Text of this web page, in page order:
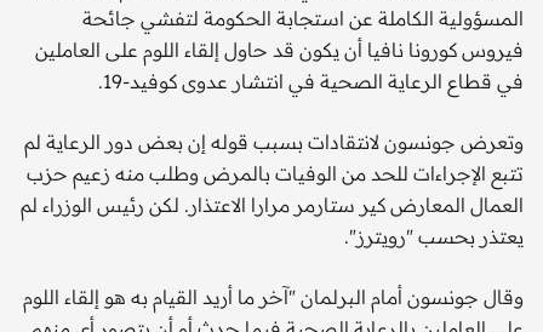
المسؤولية الكاملة عن استجابة الحكومة لتفشي جائحة
فيروس كورونا نافيا أن يكون قد حاول إلقاء اللوم على العاملين
في قطاع الرعاية الصحية في انتشار عدوى كوفيد-19.
وتعرض جونسون لانتقادات بسبب قوله إن بعض دور الرعاية لم
تتبع الإجراءات للحد من الوفيات بالمرض وطلب منه زعيم حزب
العمال المعارض كير ستارمر مرارا الاعتذار. لكن رئيس الوزراء لم
يعتذر بحسب "رويترز".
وقال جونسون أمام البرلمان "آخر ما أريد القيام به هو إلقاء اللوم